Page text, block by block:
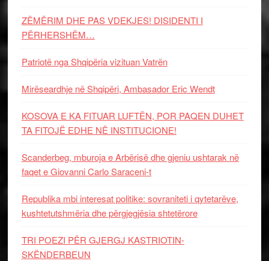
ZËMËRIM DHE PAS VDEKJES! DISIDENTI I
PËRHERSHËM…
Patriotë nga Shqipëria vizituan Vatrën
Mirëseardhje në Shqipëri, Ambasador Eric Wendt
KOSOVA E KA FITUAR LUFTËN, POR PAQEN DUHET
TA FITOJË EDHE NË INSTITUCIONE!
Scanderbeg, mburoja e Arbërisë dhe gjeniu ushtarak në
faqet e Giovanni Carlo Saraceni-t
Republika mbi interesat politike: sovraniteti i qytetarëve,
kushtetutshmëria dhe përgjegjësia shtetërore
TRI POEZI PËR GJERGJ KASTRIOTIN-
SKËNDERBEUN